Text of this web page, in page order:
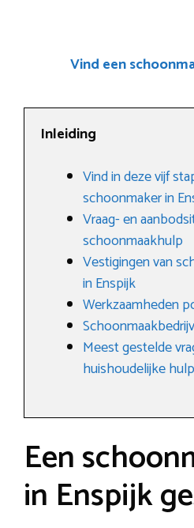
Vind een
Inleiding
Vind in deze vijf
schoonmaker in
Vraag- en
schoonmaakhulp
Vestigingen van
in Enspijk
Werkzaamheden
Meest gestelde
huishoudelijke hulp
Een
in Enspijk